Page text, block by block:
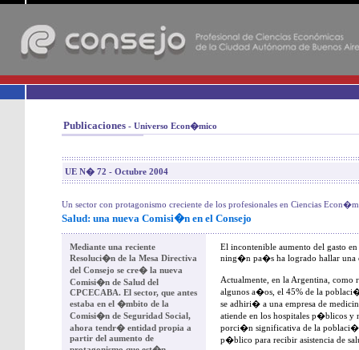
Publicaciones - Universo Econ�mico
UE N� 72 - Octubre 2004
Un sector con protagonismo creciente de los profesionales en Ciencias
Salud: una nueva Comisi�n en el Consejo
Mediante una reciente
Resoluci�n de la Mesa Directiva
del Consejo se cre� la nueva
Comisi�n de Salud del
CPCECABA. El sector, que antes
estaba en el �mbito de la
Comisi�n de Seguridad Social,
ahora tendr� entidad propia a
partir del aumento de
El incontenible aumento del gasto
ning�n pa�s ha logrado hallar una
Actualmente, en la Argentina, como
algunos a�os, el 45% de la
se adhiri� a una empresa de
atiende en los hospitales p�blicos y
porci�n significativa de la
p�blico para recibir asistencia de